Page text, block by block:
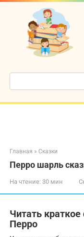
Перейти
контенту
Поиск:
Главная » Сказки
Перро шарль
На чтение: 30 мин
Читать
Перро